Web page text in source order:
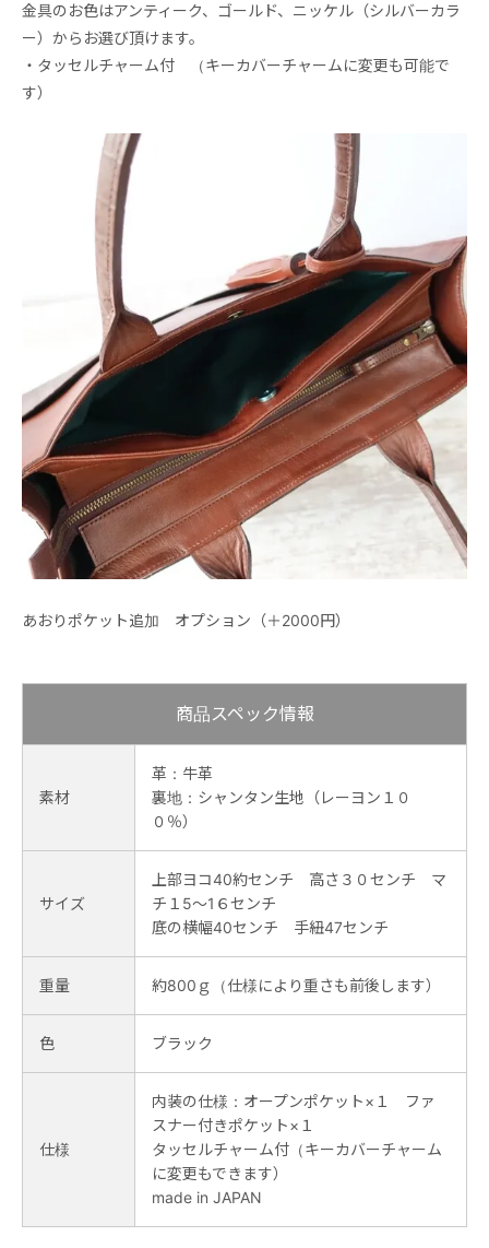
金具のお色はアンティーク、ゴールド、ニッケル（シルバーカラ
ー）からお選び頂けます。
・タッセルチャーム付 （キーカバーチャームに変更も可能で
す）
あおりポケット追加 オプション（＋2000円）
商品スペック情報
素材
革：牛革
裏地：シャンタン生地（レーヨン１０
０％）
サイズ
上部ヨコ40約センチ 高さ３０センチ マ
チ１5～1６センチ
底の横幅40センチ 手紐47センチ
重量 約800ｇ（仕様により重さも前後します）
色 ブラック
仕様
内装の仕様：オープンポケット×１ ファ
スナー付きポケット×１
タッセルチャーム付（キーカバーチャーム
に変更もできます）
made in JAPAN